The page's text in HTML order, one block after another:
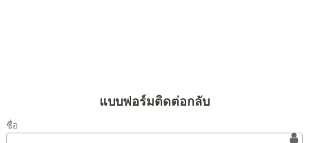
แบบฟอร์มติดต่อกลับ
ชื่อ